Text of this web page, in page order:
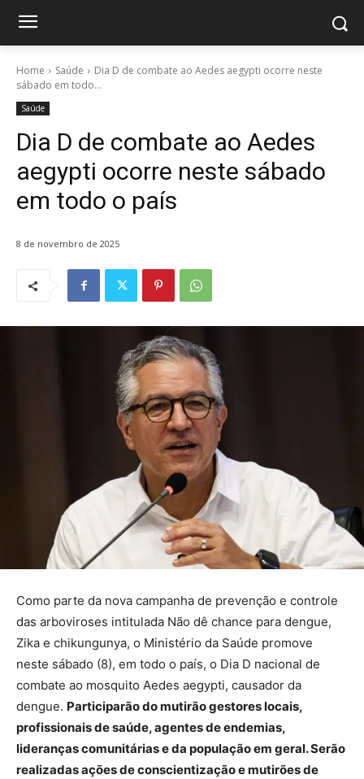
Home Saúde
Dia D de combate ao Aedes aegypti ocorre neste
sábado em todo...
Saúde
Dia D de combate ao Aedes
aegypti ocorre neste sábado
em todo o país
8 de novembro de 2025
Como parte da nova campanha de prevenção e controle
das arboviroses intitulada Não dê chance para dengue,
Zika e chikungunya, o Ministério da Saúde promove
neste sábado (8), em todo o país, o Dia D nacional de
combate ao mosquito Aedes aegypti, causador da
dengue. Participarão do mutirão gestores locais,
profissionais de saúde, agentes de endemias,
lideranças comunitárias e da população em geral. Serão
realizadas ações de conscientização e mutirões de